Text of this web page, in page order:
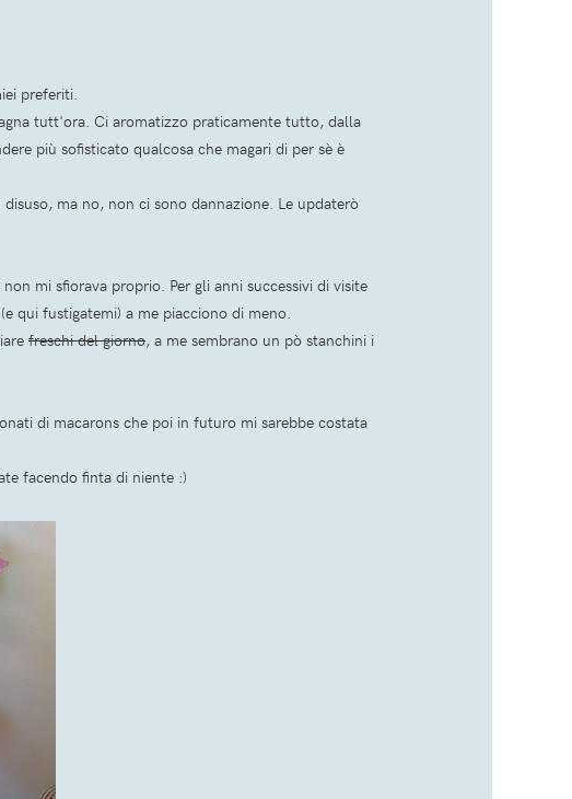
preferiti.
tutt'ora. Ci aromatizzo praticamente tutto, dalla
più sofisticato qualcosa che magari di per sè è
ma no, non ci sono dannazione. Le updaterò
mi sfiorava proprio. Per gli anni successivi di visite
qui fustigatemi) a me piacciono di meno.
freschi del giorno, a me sembrano un pò stanchini i
di macarons che poi in futuro mi sarebbe costata
facendo finta di niente :)